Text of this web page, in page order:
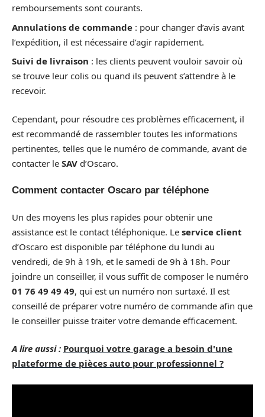
remboursements sont courants.
Annulations de commande : pour changer d’avis avant
l’expédition, il est nécessaire d’agir rapidement.
Suivi de livraison : les clients peuvent vouloir savoir où
se trouve leur colis ou quand ils peuvent s’attendre à le
recevoir.
Cependant, pour résoudre ces problèmes efficacement, il
est recommandé de rassembler toutes les informations
pertinentes, telles que le numéro de commande, avant de
contacter le SAV d’Oscaro.
Comment contacter Oscaro par téléphone
Un des moyens les plus rapides pour obtenir une
assistance est le contact téléphonique. Le service client
d’Oscaro est disponible par téléphone du lundi au
vendredi, de 9h à 19h, et le samedi de 9h à 18h. Pour
joindre un conseiller, il vous suffit de composer le numéro
01 76 49 49 49, qui est un numéro non surtaxé. Il est
conseillé de préparer votre numéro de commande afin que
le conseiller puisse traiter votre demande efficacement.
A lire aussi : Pourquoi votre garage a besoin d'une
plateforme de pièces auto pour professionnel ?